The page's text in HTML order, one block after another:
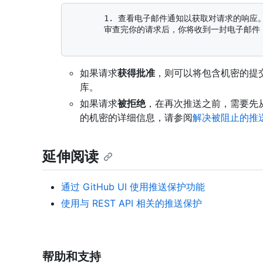
如果请求获得批准 ，则可以将包含机密的
库。
如果请求被拒绝，在再次推送之前，需要
的机密的详细信息，请参阅解决被阻止的推
延伸阅读
通过 GitHub UI 使用推送保护功能
使用与 REST API 相关的推送保护
帮助和支持